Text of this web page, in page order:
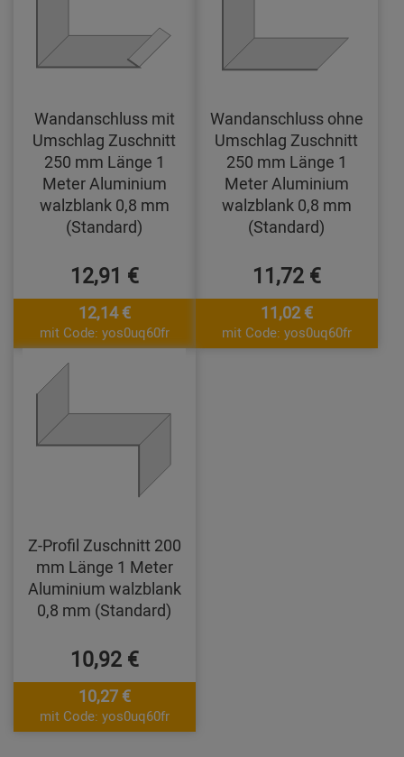
Wandanschluss mit
Umschlag Zuschnitt
250 mm Länge 1
Meter Aluminium
walzblank 0,8 mm
(Standard)
12,91 €
12,14 €
mit Code: yos0uq60fr
Wandanschluss ohne
Umschlag Zuschnitt
250 mm Länge 1
Meter Aluminium
walzblank 0,8 mm
(Standard)
11,72 €
11,02 €
mit Code: yos0uq60fr
Z-Profil Zuschnitt 200
mm Länge 1 Meter
Aluminium walzblank
0,8 mm (Standard)
10,92 €
10,27 €
mit Code: yos0uq60fr